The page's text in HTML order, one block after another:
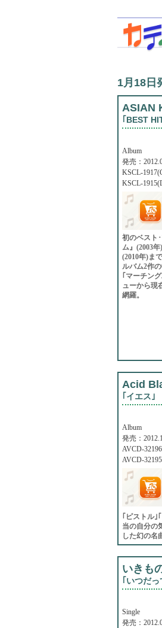
1月18日
ASIAN
｢BEST
Album
発売：
KSCL-
KSCL-
初のベスト
ム』(2003
(2010年)ま
ルバム2作
｢マーチン
ューから現
網羅。
Acid
｢イエス｣
Album
発売：
AVCD-
AVCD-
｢ピストル｣
当の自分の
した幻の名
いきも
｢いつだ
Single
発売：